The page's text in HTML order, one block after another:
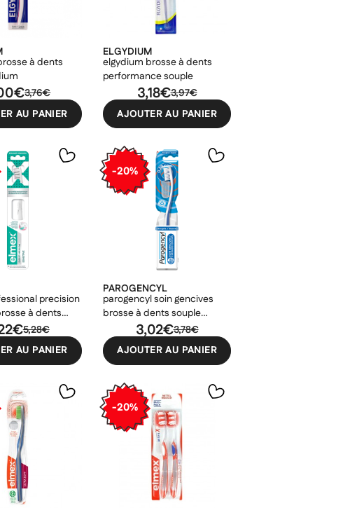
à dents
3,76€
AU PANIER
ELGYDIUM
elgydium brosse à dents
performance souple
3,97€
3,18€
AJOUTER AU PANIER
precision
à dents
5,28€
AU PANIER
-20%
PAROGENCYL
parogencyl soin gencives
brosse à dents souple
0,20mm
3,78€
3,02€
AJOUTER AU PANIER
-20%
×